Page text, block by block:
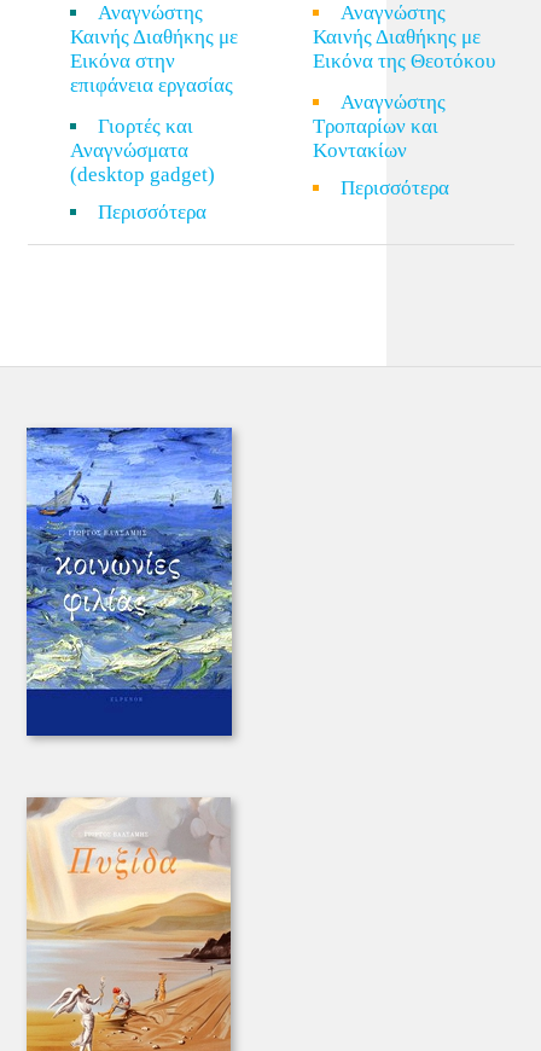
Αναγνώστης
Καινής Διαθήκης με
Εικόνα στην
επιφάνεια εργασίας
Γιορτές και
Αναγνώσματα
(desktop gadget)
Περισσότερα
Αναγνώστης
Καινής Διαθήκης με
Εικόνα της Θεοτόκου
Αναγνώστης
Τροπαρίων και
Κοντακίων
Περισσότερα